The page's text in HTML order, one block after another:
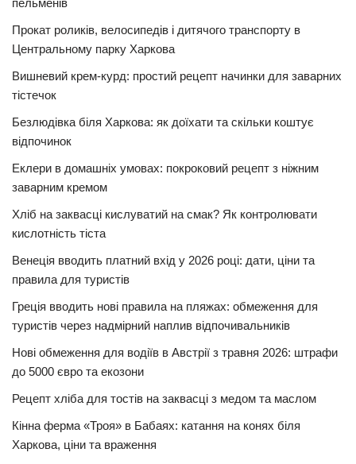
пельменів
Прокат роликів, велосипедів і дитячого транспорту в
Центральному парку Харкова
Вишневий крем-курд: простий рецепт начинки для заварних
тістечок
Безлюдівка біля Харкова: як доїхати та скільки коштує
відпочинок
Еклери в домашніх умовах: покроковий рецепт з ніжним
заварним кремом
Хліб на заквасці кислуватий на смак? Як контролювати
кислотність тіста
Венеція вводить платний вхід у 2026 році: дати, ціни та
правила для туристів
Греція вводить нові правила на пляжах: обмеження для
туристів через надмірний наплив відпочивальників
Нові обмеження для водіїв в Австрії з травня 2026: штрафи
до 5000 євро та екозони
Рецепт хліба для тостів на заквасці з медом та маслом
Кінна ферма «Троя» в Бабаях: катання на конях біля
Харкова, ціни та враження